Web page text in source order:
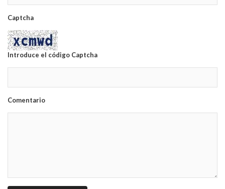
Captcha
Introduce el código Captcha
Comentario